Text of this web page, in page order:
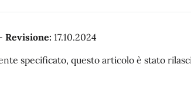
Revisione: 17.10.2024
specificato, questo articolo è stato